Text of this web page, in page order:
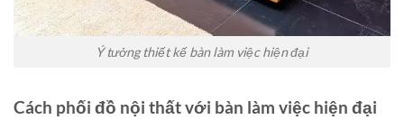
Ý tưởng thiết kế bàn làm việc hiện đại
Cách phối đồ nội thất với bàn làm việc hiện đại